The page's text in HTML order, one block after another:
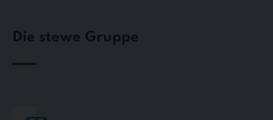
Die stewe Gruppe